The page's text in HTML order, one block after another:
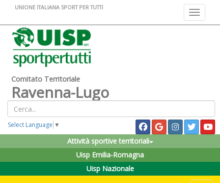
Toggle
UNIONE ITALIANA SPORT PER TUTTI
Comitato Territoriale
Ravenna-Lugo
Select Language ▼
Attività sportive territoriali
Uisp Emilia-Romagna
Uisp Nazionale